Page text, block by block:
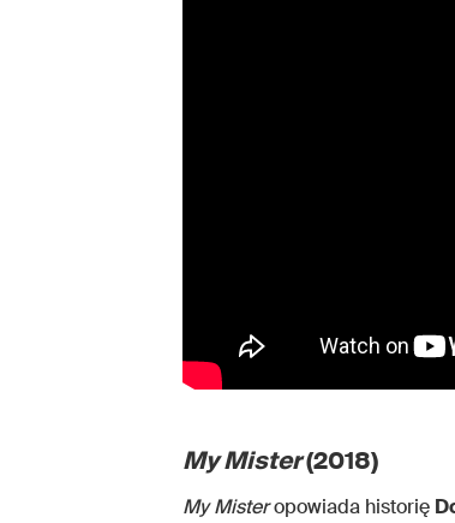
My Mister(2018)
My Misteropowiada historię